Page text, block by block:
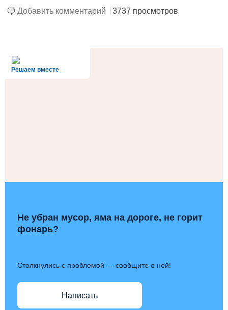
Добавить комментарий 3737 просмотров
Решаем вместе
Не убран мусор, яма на дороге, не горит
фонарь?
Столкнулись с проблемой — сообщите о ней!
Написать